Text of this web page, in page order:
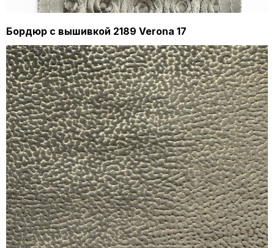
Бордюр с вышивкой 2189 Verona 17